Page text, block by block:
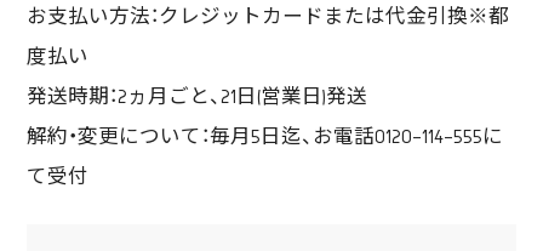
お支払い方法：クレジットカードまたは代金引換※都
度払い
発送時期：2ヵ月ごと、21日(営業日)発送
解約・変更について：毎月5日迄、お電話0120-114-555に
て受付